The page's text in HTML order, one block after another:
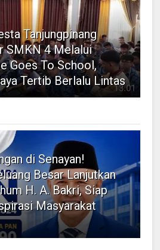
Tanjungpinang
SMKN 4 Melalui
Goes To School,
Tertib Berlalu Lintas
di Senayan!
Besar Lanjutkan
H. A. Bakri, Siap
Masyarakat